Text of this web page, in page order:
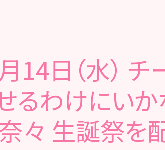
14日（水） チ
るわけにいか
々 生誕祭を